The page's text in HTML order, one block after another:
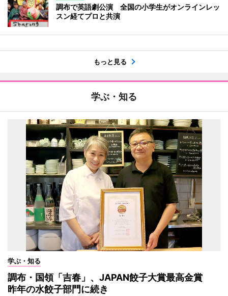
調布で英語劇公演 全国の小学生がオンラインレッ
スン経てプロと共演
もっと見る
学ぶ・知る
学ぶ・知る
調布・国領「吉春」、JAPAN餃子大賞最高金賞
昨年の水餃子部門に続き